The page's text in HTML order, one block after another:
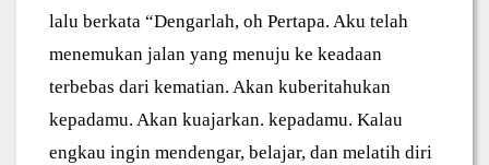
lalu berkata “Dengarlah, oh Pertapa. Aku telah
menemukan jalan yang menuju ke keadaan
terbebas dari kematian. Akan kuberitahukan
kepadamu. Akan kuajarkan. kepadamu. Kalau
engkau ingin mendengar, belajar, dan melatih diri